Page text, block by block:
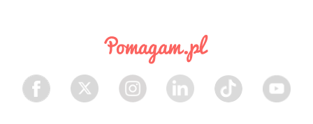
Facebook Twitter Instagram LinkedIn TikTok Youtube